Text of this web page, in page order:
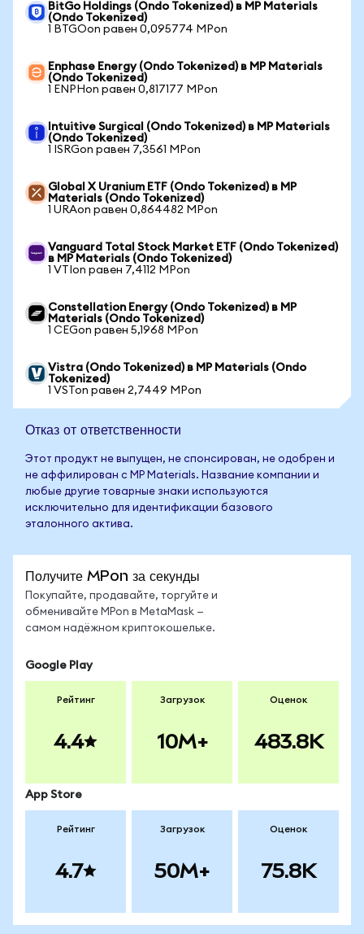
BitGo Holdings (Ondo Tokenized) в MP Materials
(Ondo Tokenized)
1 BTGOon равен 0,095774 MPon
Enphase Energy (Ondo Tokenized) в MP Materials
(Ondo Tokenized)
1 ENPHon равен 0,817177 MPon
Intuitive Surgical (Ondo Tokenized) в MP Materials
(Ondo Tokenized)
1 ISRGon равен 7,3561 MPon
Global X Uranium ETF (Ondo Tokenized) в MP
Materials (Ondo Tokenized)
1 URAon равен 0,864482 MPon
Vanguard Total Stock Market ETF (Ondo Tokenized)
в MP Materials (Ondo Tokenized)
1 VTIon равен 7,4112 MPon
Constellation Energy (Ondo Tokenized) в MP
Materials (Ondo Tokenized)
1 CEGon равен 5,1968 MPon
Vistra (Ondo Tokenized) в MP Materials (Ondo
Tokenized)
1 VSTon равен 2,7449 MPon
Отказ от ответственности
Этот продукт не выпущен, не спонсирован, не одобрен и
не аффилирован с MP Materials. Название компании и
любые другие товарные знаки используются
исключительно для идентификации базового
эталонного актива.
Получите MPon за секунды
Покупайте, продавайте, торгуйте и
обменивайте MPon в MetaMask —
самом надёжном криптокошельке.
Google Play
Рейтинг
4.4
Загрузок
10M+
Оценок
483.8K
App Store
Рейтинг
4.7
Загрузок
50M+
Оценок
75.8K